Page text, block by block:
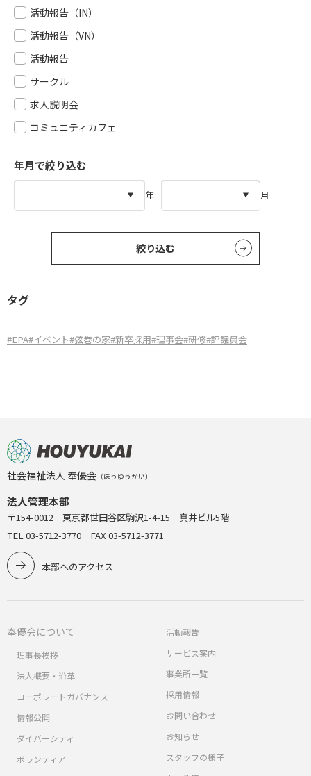
活動報告（IN）
活動報告（VN）
活動報告
サークル
求人説明会
コミュニティカフェ
年月で絞り込む
年 月
絞り込む
タグ
#EPA#イベント#弦巻の家#新卒採用#理事会#研修#評議員会
社会福祉法人 奉優会 （ほうゆうかい）
法人管理本部
〒154-0012 東京都世田谷区駒沢1-4-15 真井ビル5階
TEL 03-5712-3770 FAX 03-5712-3771
本部へのアクセス
奉優会について
理事長挨拶
法人概要・沿革
コーポレートガバナンス
情報公開
ダイバーシティ
ボランティア
活動報告
サービス案内
事業所一覧
採用情報
お問い合わせ
お知らせ
スタッフの様子